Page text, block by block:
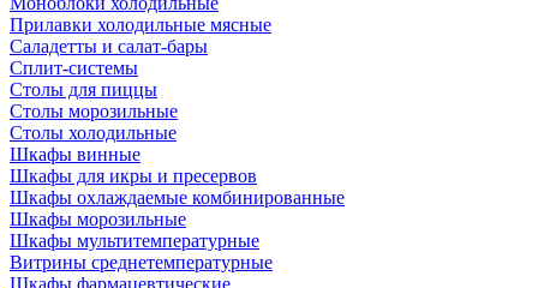
Прилавки холодильные мясные
Саладетты и салат-бары
Сплит-системы
Столы для пиццы
Столы морозильные
Столы холодильные
Шкафы винные
Шкафы для икры и пресервов
Шкафы охлаждаемые комбинированные
Шкафы морозильные
Шкафы мультитемпературные
Витрины среднетемпературные
Шкафы фармацевтические